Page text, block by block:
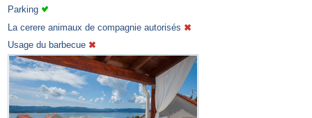
Parking
La cerere animaux de compagnie autorisés
Usage du barbecue